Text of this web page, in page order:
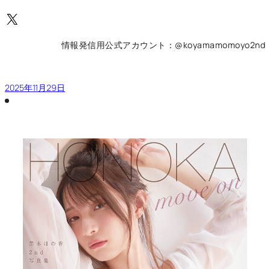
X
情報発信用公式アカウント：@koyamamomoyo2nd
2025年11月29日